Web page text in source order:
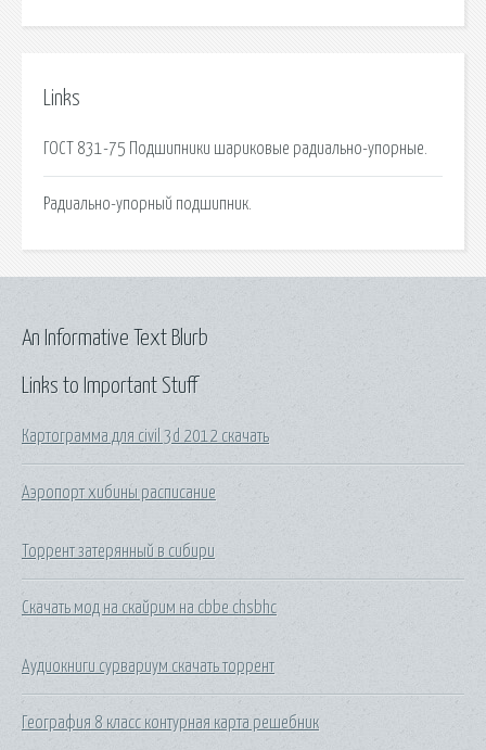
Links
ГОСТ 831-75 Подшипники шариковые радиально-упорные.
Радиально-упорный подшипник.
Links to Important Stuff
Картограмма для civil 3d 2012 скачать
Аэропорт хибины расписание
Торрент затерянный в сибири
Скачать мод на скайрим на cbbe chsbhc
Аудиокниги сурвариум скачать торрент
География 8 класс контурная карта решебник
An Informative Text Blurb